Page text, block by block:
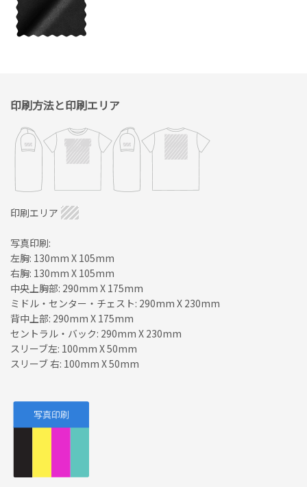
印刷方法と印刷エリア
印刷エリア
写真印刷:
左胸: 130mm X 105mm
右胸: 130mm X 105mm
中央上胸部: 290mm X 175mm
ミドル・センター・チェスト: 290mm X 230mm
背中上部: 290mm X 175mm
セントラル・バック: 290mm X 230mm
スリーブ左: 100mm X 50mm
スリーブ 右: 100mm X 50mm